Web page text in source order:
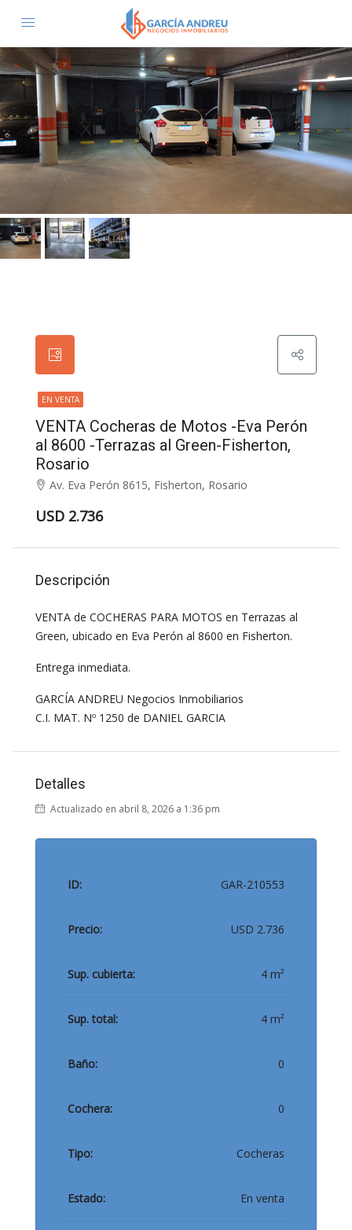
EN VENTA
VENTA Cocheras de Motos -Eva Perón
al 8600 -Terrazas al Green-Fisherton,
Rosario
Av. Eva Perón 8615, Fisherton, Rosario
USD 2.736
Descripción
VENTA de COCHERAS PARA MOTOS en Terrazas al
Green, ubicado en Eva Perón al 8600 en Fisherton.
Entrega inmediata.
GARCÍA ANDREU Negocios Inmobiliarios
C.I. MAT. Nº 1250 de DANIEL GARCIA
Detalles
Actualizado en abril 8, 2026 a 1:36 pm
ID: GAR-210553
Precio: USD 2.736
Sup. cubierta: 4 m²
Sup. total: 4 m²
Baño: 0
Cochera: 0
Tipo: Cocheras
Estado: En venta